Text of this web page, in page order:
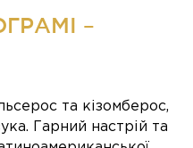
–
та кізомберос,
Гарний настрій та